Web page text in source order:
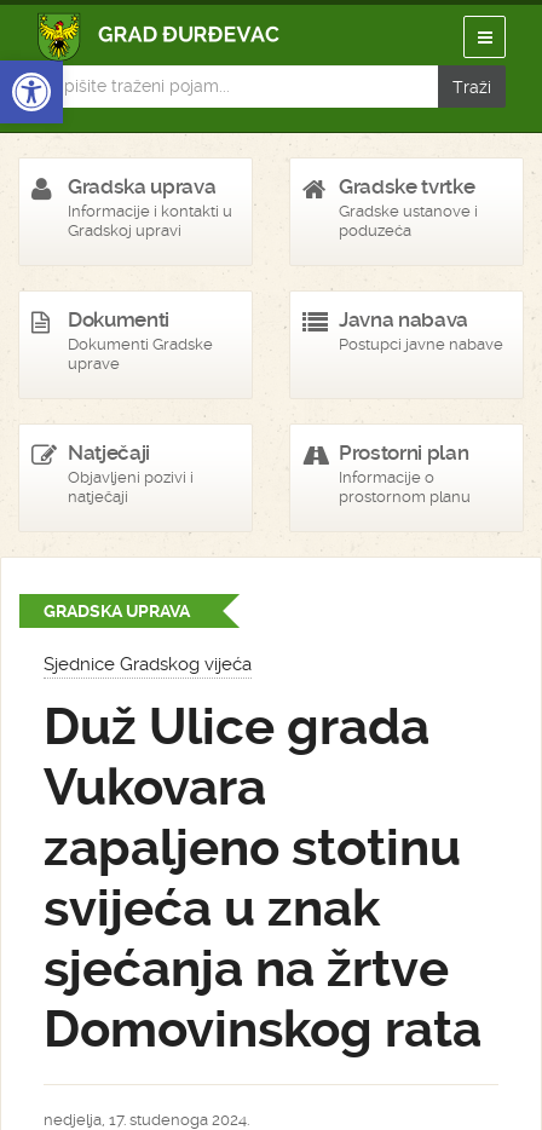
Open toolbar
Gradska uprava
Informacije i kontakti u
Gradskoj upravi
Gradske tvrtke
Gradske ustanove i
poduzeća
Dokumenti
Dokumenti Gradske
uprave
Javna nabava
Postupci javne nabave
Natječaji
Objavljeni pozivi i
natječaji
Prostorni plan
Informacije o
prostornom planu
GRADSKA UPRAVA
Sjednice Gradskog vijeća
Duž Ulice grada
Vukovara
zapaljeno stotinu
svijeća u znak
sjećanja na žrtve
Domovinskog rata
nedjelja, 17. studenoga 2024.